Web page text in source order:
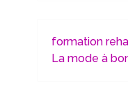
formation
La mode à